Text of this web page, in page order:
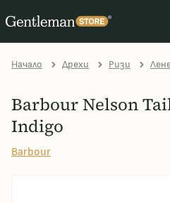
Начало Дрехи Ризи
Barbour Nelson
Indigo
Barbour